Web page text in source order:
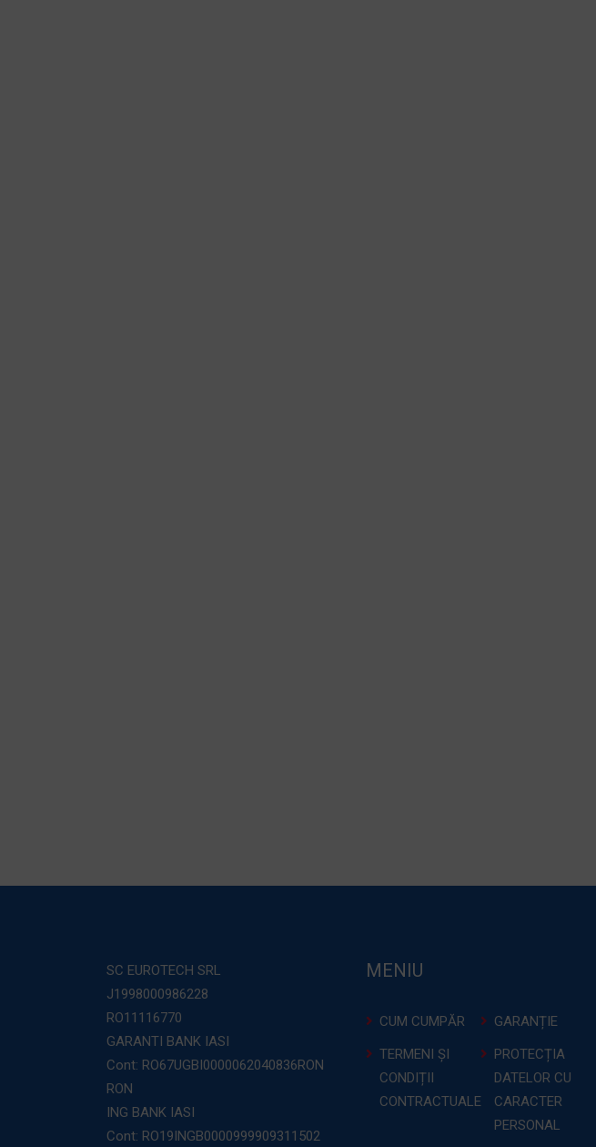
SC EUROTECH SRL
J1998000986228
RO11116770
GARANTI BANK IASI
Cont: RO67UGBI0000062040836RON
RON
ING BANK IASI
Cont: RO19INGB0000999909311502
MENIU
CUM CUMPĂR
GARANȚIE
TERMENI ȘI
CONDIȚII
CONTRACTUALE
PROTECȚIA
DATELOR CU
CARACTER
PERSONAL